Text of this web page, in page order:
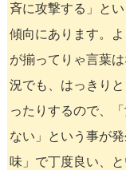
斉に攻撃する」と
傾向にあります。
が揃ってりゃ言葉
況でも、はっきり
ったりするので、
ない」という事が
味」で丁度良い、